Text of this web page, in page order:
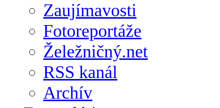
Zaujímavosti
Fotoreportáže
Želežničný.net
RSS kanál
Archív